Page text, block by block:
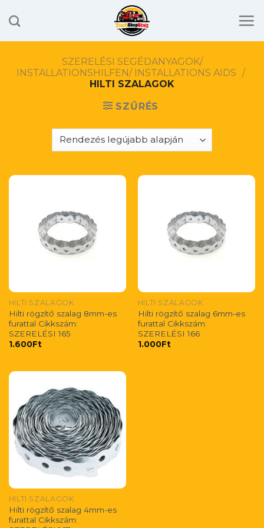
to
SZERELÉSI SEGÉDANYAGOK/
INSTALLATIONSHILFEN/ INSTALLATIONS AIDS /
HILTI SZALAGOK
SZŰRÉS
HILTI SZALAGOK
Hilti rögzítő szalag 8mm-es
furattal Cikkszám:
SZERELÉSI 165
1.600Ft
HILTI SZALAGOK
Hilti rögzítő szalag 6mm-es
furattal Cikkszám:
SZERELÉSI 166
1.000Ft
HILTI SZALAGOK
Hilti rögzítő szalag 4mm-es
furattal Cikkszám: